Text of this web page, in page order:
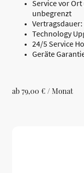
Service vor
unbegrenzt
Technology
24/5 Service
Geräte
ab 79,00 € / Monat